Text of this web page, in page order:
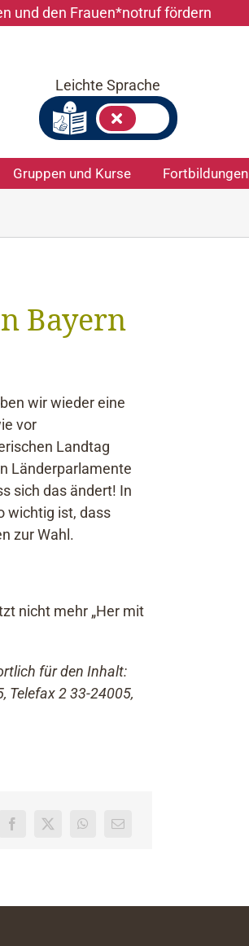
und den Frauen*notruf fördern
Leichte Sprache
Gruppen und Kurse Fortbildungen
Bayern
wir wieder eine
vor
Landtag
Länderparlamente
sich das ändert! In
wichtig ist, dass
zur Wahl.
nicht mehr „Her mit
für den Inhalt:
Telefax 2 33-24005,